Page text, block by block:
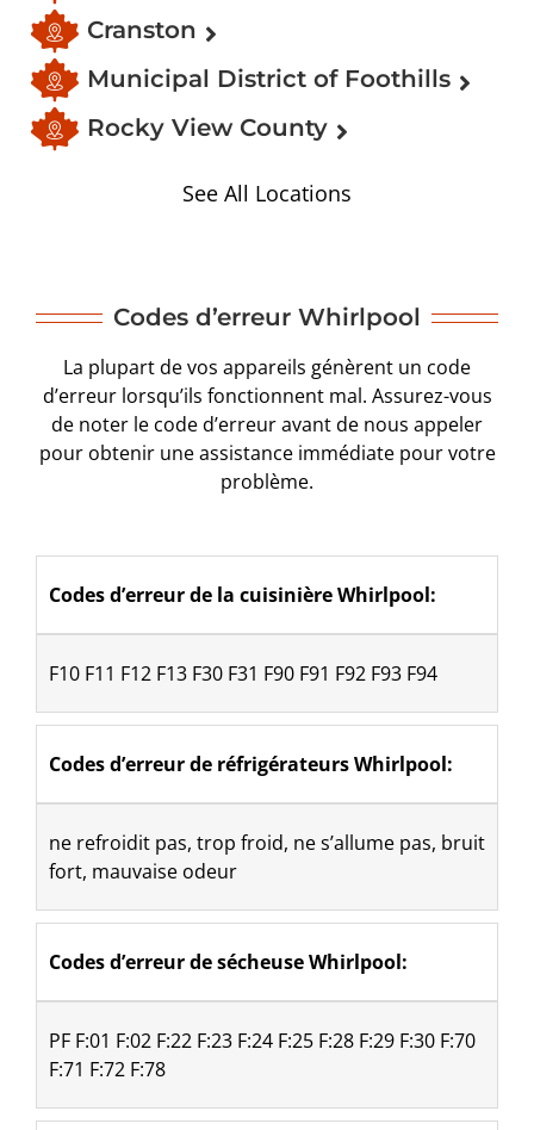
Cranston
Municipal District of Foothills
Rocky View County
See All Locations
Codes d’erreur Whirlpool
La plupart de vos appareils génèrent un code
d’erreur lorsqu’ils fonctionnent mal. Assurez-vous
de noter le code d’erreur avant de nous appeler
pour obtenir une assistance immédiate pour votre
problème.
Codes d’erreur de la cuisinière Whirlpool:
​F10 F11 F12 F13 F30 F31 F90 F91 F92 F93 F94
Codes d’erreur de réfrigérateurs Whirlpool:
ne refroidit pas, trop froid, ne s’allume pas, bruit
fort, mauvaise odeur
Codes d’erreur de sécheuse Whirlpool:
PF F:01 F:02 F:22 F:23 F:24 F:25 F:28 F:29 F:30 F:70
F:71 F:72 F:78